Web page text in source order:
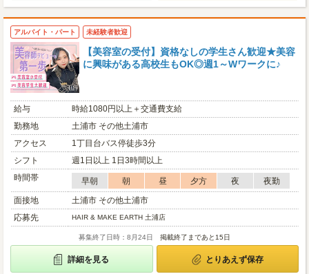
アルバイト・パート 未経験者歓迎
【美容室の受付】資格なしの学生さん歓迎★美容
に興味がある高校生もOK◎週1～Wワークに♪
給与
時給1080円以上＋交通費支給
勤務地
土浦市 その他土浦市
アクセス
1丁目台バス停徒歩3分
シフト
週1日以上 1日3時間以上
時間帯
早朝 朝 昼 夕方 夜
夜勤
面接地
土浦市 その他土浦市
応募先
HAIR & MAKE EARTH 土浦店
募集終了日時：8月24日 掲載終了まであと15日
詳細を見る とりあえず保存